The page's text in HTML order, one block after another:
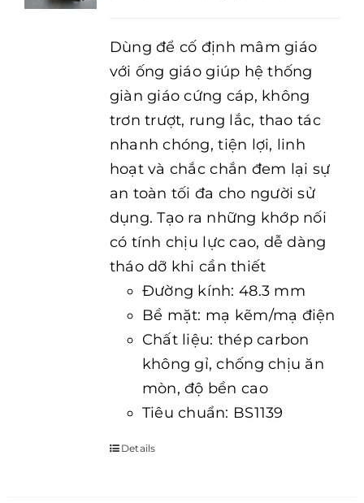
Dùng để cố định mâm giáo
với ống giáo giúp hệ thống
giàn giáo cứng cáp, không
trơn trượt, rung lắc, thao tác
nhanh chóng, tiện lợi, linh
hoạt và chắc chắn đem lại sự
an toàn tối đa cho người sử
dụng. Tạo ra những khớp nối
có tính chịu lực cao, dễ dàng
tháo dỡ khi cần thiết
Đường kính: 48.3 mm
Bề mặt: mạ kẽm/mạ điện
Chất liệu: thép carbon
không gỉ, chống chịu ăn
mòn, độ bền cao
Tiêu chuẩn: BS1139
Details